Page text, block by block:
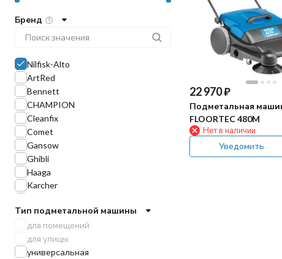
22 970₽
Подметальная
FLOORTEC 480M
Нет в наличии
Уведомить
Бренд
ArtRed
Bennett
CHAMPION
Cleanfix
Comet
Gansow
Ghibli
Haaga
Karcher
Lavor
Nilfisk
Nilfisk-Alto
Portotecnica
TOR
Тип подметальной машины
для помещений
для улицы
универсальная